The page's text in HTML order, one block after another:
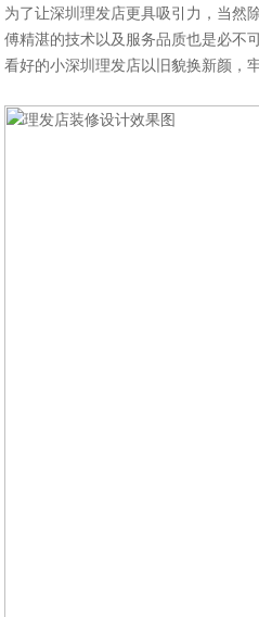
为了让深圳理发店更具吸引力，当然
傅精湛的技术以及服务品质也是必不
看好的小深圳理发店以旧貌换新颜，